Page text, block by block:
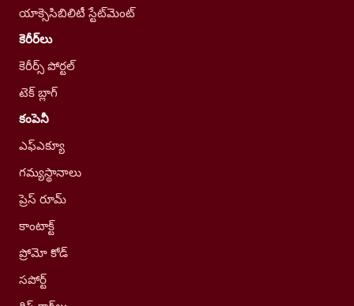
యాక్సెసిబిలిటీ స్టేట్‌మెంట్
కెరీర్‌లు
కెరీర్స్ పోర్టల్
టెక్ బ్లాగ్
కంపెనీ
ఎఫ్ఎక్యూ
గమ్యస్థానాలు
ప్రెస్ రూమ్
కాంటాక్ట్
ప్రోమో కోడ్
సపోర్ట్